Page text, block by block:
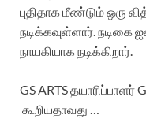
புதிதாக மீண்டும் ஒரு
நடிக்கவுள்ளார். நடிகை
நாயகியாக நடிக்கிறார்.
GS ARTS தயாரிப்பாளர்
கூறியதாவது …